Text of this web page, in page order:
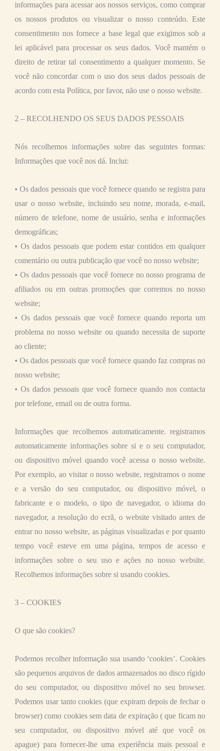
informações para acessar aos nossos serviços, como comprar
os nossos produtos ou visualizar o nosso conteúdo. Este
consentimento nos fornece a base legal que exigimos sob a
lei aplicável para processar os seus dados. Você mantém o
direito de retirar tal consentimento a qualquer momento. Se
você não concordar com o uso dos seus dados pessoais de
acordo com esta Política, por favor, não use o nosso website.
2 – RECOLHENDO OS SEUS DADOS PESSOAIS
Nós recolhemos informações sobre das seguintes formas:
Informações que você nos dá. Inclui:
• Os dados pessoais que você fornece quando se registra para
usar o nosso website, incluindo seu nome, morada, e-mail,
número de telefone, nome de usuário, senha e informações
demográficas;
• Os dados pessoais que podem estar contidos em qualquer
comentário ou outra publicação que você no nosso website;
• Os dados pessoais que você fornece no nosso programa de
afiliados ou em outras promoções que corremos no nosso
website;
• Os dados pessoais que você fornece quando reporta um
problema no nosso website ou quando necessita de suporte
ao cliente;
• Os dados pessoais que você fornece quando faz compras no
nosso website;
• Os dados pessoais que você fornece quando nos contacta
por telefone, email ou de outra forma.
Informações que recolhemos automaticamente. registramos
automaticamente informações sobre si e o seu computador,
ou dispositivo móvel quando você acessa o nosso website.
Por exemplo, ao visitar o nosso website, registramos o nome
e a versão do seu computador, ou dispositivo móvel, o
fabricante e o modelo, o tipo de navegador, o idioma do
navegador, a resolução do ecrã, o website visitado antes de
entrar no nosso website, as páginas visualizadas e por quanto
tempo você esteve em uma página, tempos de acesso e
informações sobre o seu uso e ações no nosso website.
Recolhemos informações sobre si usando cookies.
3 – COOKIES
O que são cookies?
Podemos recolher informação sua usando ‘cookies’. Cookies
são pequenos arquivos de dados armazenados no disco rígido
do seu computador, ou dispositivo móvel no seu browser.
Podemos usar tanto cookies (que expiram depois de fechar o
browser) como cookies sem data de expiração ( que ficam no
seu computador, ou dispositivo móvel até que você os
apague) para fornecer-lhe uma experiência mais pessoal e